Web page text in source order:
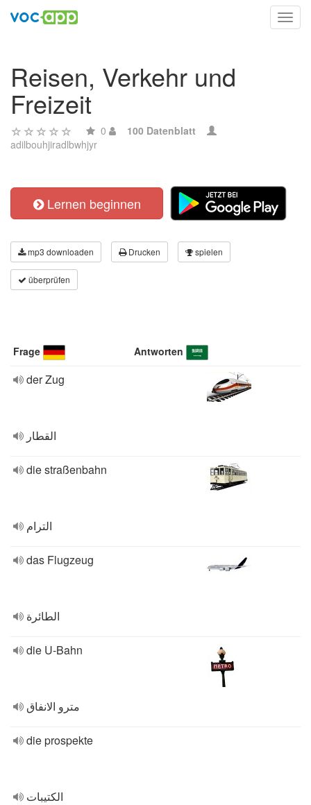
Reisen, Verkehr und
Freizeit
0
100 Datenblatt
adilbouhjiradlbwhjyr
Lernen beginnen
mp3 downloaden Drucken spielen
überprüfen
Frage Antworten
der Zug
القطار
die straßenbahn
الترام
das Flugzeug
الطائرة
die U-Bahn
مترو الانفاق
die prospekte
الكتيبات